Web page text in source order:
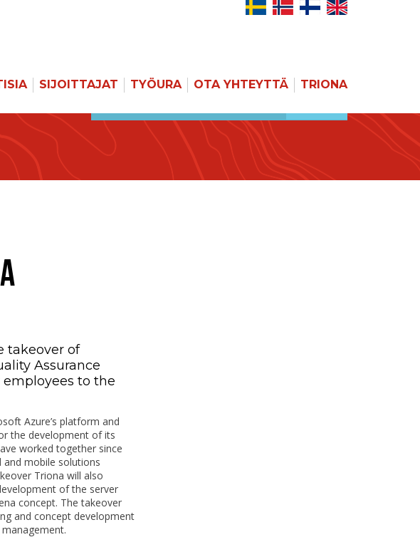
SIJOITTAJAT TYÖURA OTA YHTEYTTÄ TRIONA
takeover of
Assurance
to the
Azure’s platform and
the development of its
worked together since
mobile solutions
Triona will also
of the server
concept. The takeover
and concept development